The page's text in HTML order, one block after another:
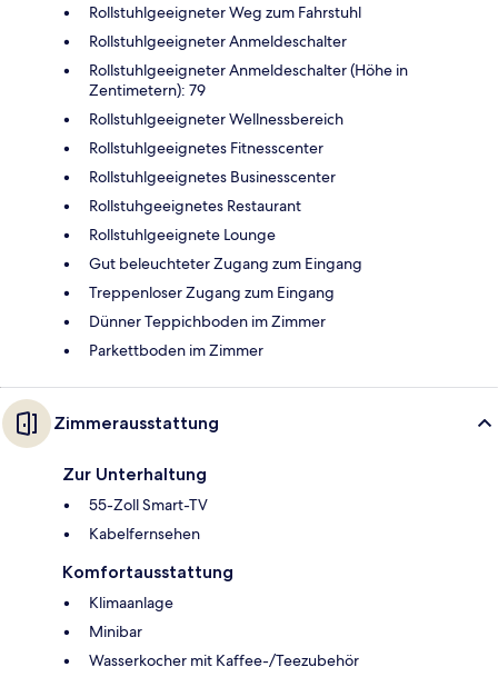
Rollstuhlgeeigneter Weg zum Fahrstuhl
Rollstuhlgeeigneter Anmeldeschalter
Rollstuhlgeeigneter Anmeldeschalter (Höhe in
Zentimetern): 79
Rollstuhlgeeigneter Wellnessbereich
Rollstuhlgeeignetes Fitnesscenter
Rollstuhlgeeignetes Businesscenter
Rollstuhgeeignetes Restaurant
Rollstuhlgeeignete Lounge
Gut beleuchteter Zugang zum Eingang
Treppenloser Zugang zum Eingang
Dünner Teppichboden im Zimmer
Parkettboden im Zimmer
Zimmerausstattung
Zur Unterhaltung
55-Zoll Smart-TV
Kabelfernsehen
Komfortausstattung
Klimaanlage
Minibar
Wasserkocher mit Kaffee-/Teezubehör